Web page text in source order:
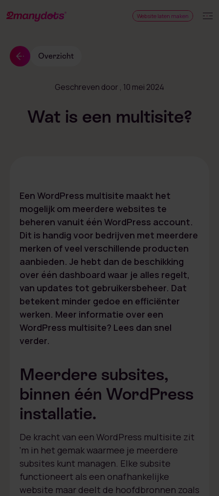
Website laten maken
Overzicht
Geschreven door , 10 mei 2024
Wat is een multisite?
Een WordPress multisite maakt het
mogelijk om meerdere websites te
beheren vanuit één WordPress account.
Dit is handig voor bedrijven met meerdere
merken of veel verschillende producten
aanbieden. Je hebt dan de beschikking
over één dashboard waar je alles regelt,
van updates tot gebruikersbeheer. Dat
betekent minder gedoe en efficiënter
werken. Meer informatie over een
WordPress multisite? Lees dan snel
verder.
Meerdere subsites,
binnen één WordPress
installatie.
De kracht van een WordPress multisite zit
‘m in het gemak waarmee je meerdere
subsites kunt managen. Elke subsite
functioneert als een onafhankelijke
website maar deelt de hoofdbronnen zoals